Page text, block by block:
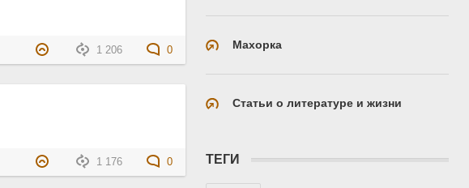
1 206 0
1 176 0
Махорка
Статьи о литературе и жизни
ТЕГИ